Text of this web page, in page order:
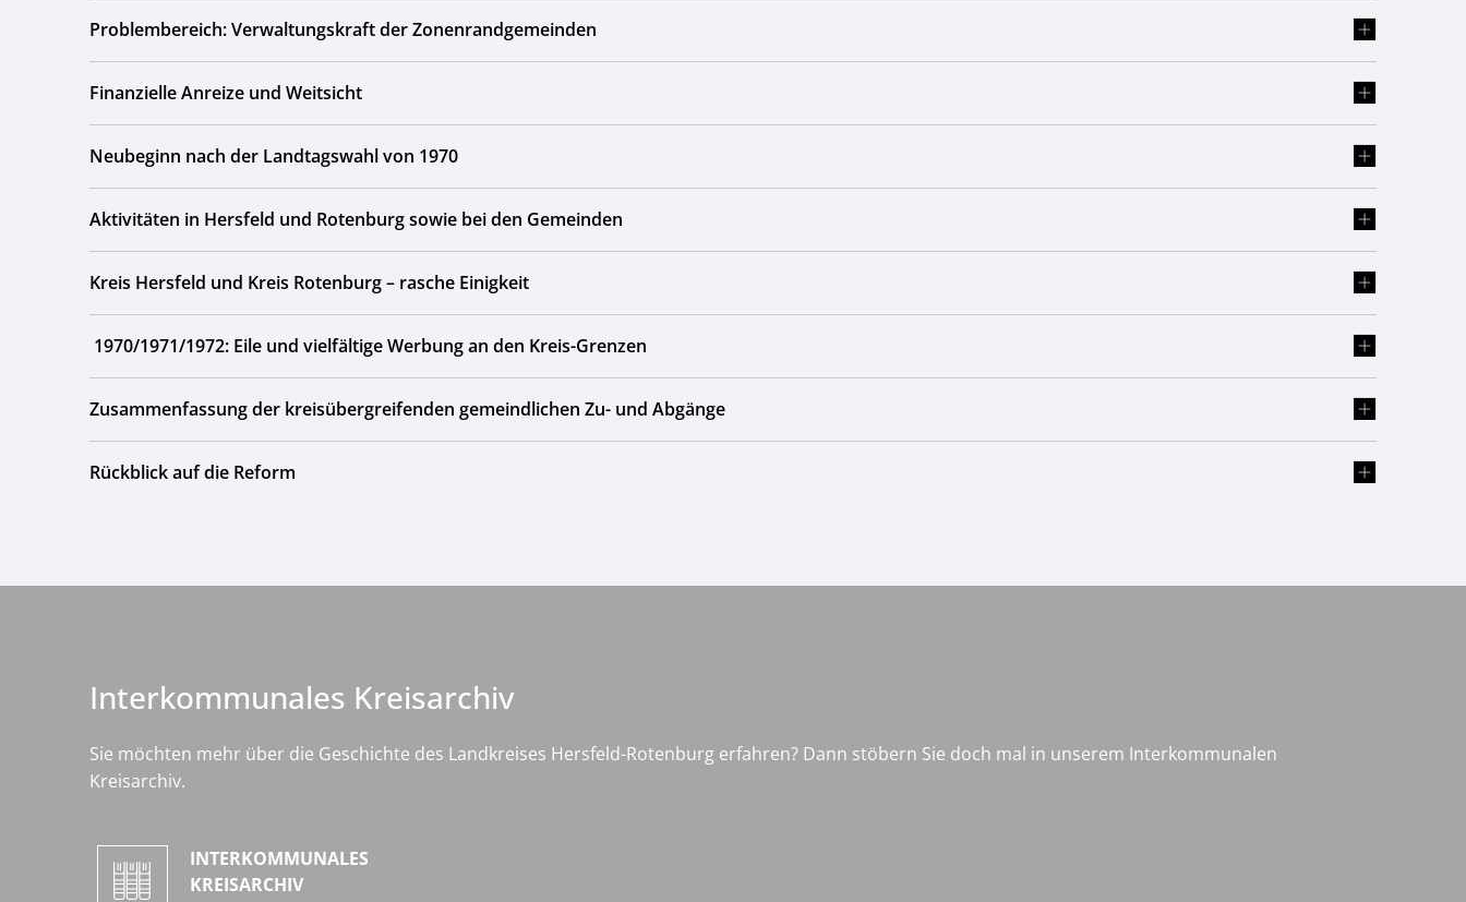
Problembereich: Verwaltungskraft der Zonenrandgemeinden
Finanzielle Anreize und Weitsicht
Neubeginn nach der Landtagswahl von 1970
Aktivitäten in Hersfeld und Rotenburg sowie bei den Gemeinden
Kreis Hersfeld und Kreis Rotenburg – rasche Einigkeit
1970/1971/1972: Eile und vielfältige Werbung an den Kreis-Grenzen
Zusammenfassung der kreisübergreifenden gemeindlichen Zu- und Abgänge
Rückblick auf die Reform
Interkommunales Kreisarchiv
Sie möchten mehr über die Geschichte des Landkreises Hersfeld-Rotenburg erfahren? Dann stöbern Sie doch mal in unserem Interkommunalen
Kreisarchiv.
INTERKOMMUNALES
KREISARCHIV